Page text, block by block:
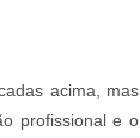
acima, mas
profissional e o